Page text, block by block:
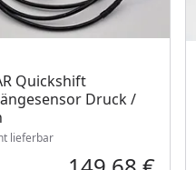
Quickshift
Druck /
nicht lieferbar
lieferbar